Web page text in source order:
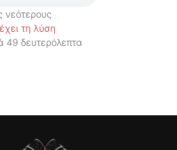
νεότερους
τη λύση
49 δευτερόλεπτα